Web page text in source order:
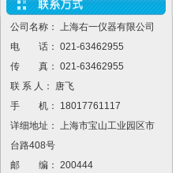
公司名称： 上海右一仪器有限公司
电 话： 021-63462955
传 真： 021-63462955
联 系 人： 唐飞
手 机： 18017761117
详细地址： 上海市宝山工业园区市
台路408号
邮 编： 200444